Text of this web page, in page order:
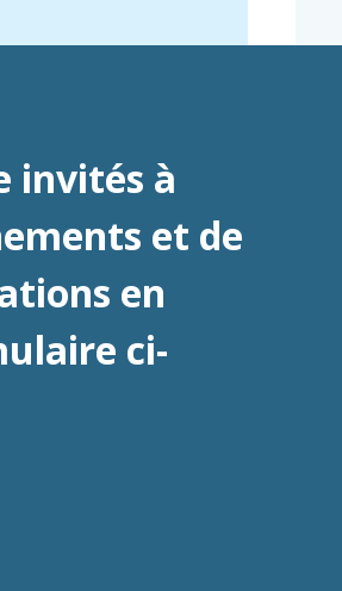
invités à
et de
en
ci-